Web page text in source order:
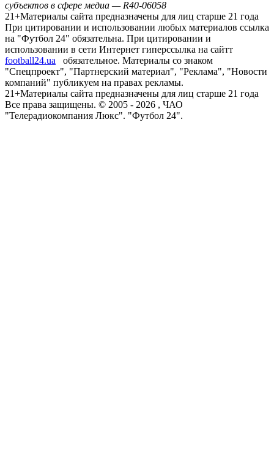
субъектов в сфере медиа — R40-06058
21+Материалы сайта предназначены для лиц старше 21 года
При цитировании и использовании любых материалов ссылка
на "Футбол 24" обязательна. При цитировании и
использовании в сети Интернет гиперссылка на сайтт
football24.ua
обязательное. Материалы со знаком
"Спецпроект", "Партнерский материал", "Реклама", "Новости
компаний" публикуем на правах рекламы.
21+Материалы сайта предназначены для лиц старше 21 года
Все права защищены. © 2005 - 2026 , ЧАО
"Телерадиокомпания Люкс". "Футбол 24".